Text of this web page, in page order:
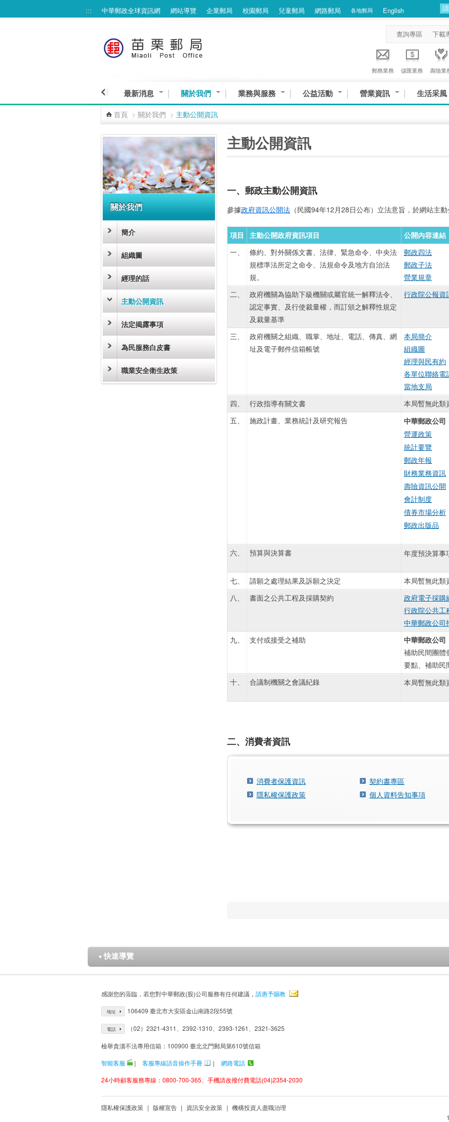
::: 中華郵政全球資訊網 網站導覽 企業郵局 校園郵局 兒童郵局 網路郵局 各地郵局 English
查詢專區 下載
郵務業務 儲匯業務 壽險業
最新消息 關於我們 業務與服務 公益活動 營業資訊 生活采風
首頁 > 關於我們 > 主動公開資訊
關於我們
簡介
組織圖
經理的話
主動公開資訊
法定揭露事項
為民服務白皮書
職業安全衛生政策
主動公開資訊
一、郵政主動公開資訊
參據政府資訊公開法 （民國94年12月28日公布）立法意旨，於網站主
項目 主動公開政府資訊項目
公開內容連結
一、
條約、對外關係文書、法律、緊急命令、中央法
規標準法所定之命令、法規命令及地方自治法
規。
郵政四法
郵政子法
營業規章
二、
政府機關為協助下級機關或屬官統一解釋法令、
認定事實、及行使裁量權，而訂頒之解釋性規定
及裁量基準
行政院公報資
三、
政府機關之組織、職掌、地址、電話、傳真、網
址及電子郵件信箱帳號
本局簡介
組織圖
經理與民有約
各單位聯絡電
當地支局
四、
行政指導有關文書
本局暫無此類
五、
施政計畫、業務統計及研究報告
中華郵政公司
營運政策
統計要覽
郵政年報
財務業務資訊
壽險資訊公開
會計制度
債券市場分析
郵政出版品
六、 預算與決算書 年度預決算事
七、 請願之處理結果及訴願之決定
本局暫無此類
八、
書面之公共工程及採購契約
政府電子採購
行政院公共工
中華郵政公司
九、
支付或接受之補助 中華郵政公司
補助民間團體
要點、補助民
十、
合議制機關之會議紀錄 本局暫無此類
二、消費者資訊
消費者保護資訊
隱私權保護政策
契約書專區
個人資料告知事項
▼ 快速導覽
感謝您的蒞臨，若您對中華郵政(股)公司服務有任何建議， 請惠予賜教
地址 106409 臺北市大安區金山南路2段55號
電話 （02）2321-4311、2392-1310、2393-1261、2321-3625
檢舉貪瀆不法專用信箱：100900 臺北北門郵局第610號信箱
智能客服
| 客服專線語音操作手冊 |
網路電話
24小時顧客服務專線：0800-700-365、手機請改撥付費電話(04)2354-2030
隱私權保護政策 | 版權宣告 | 資訊安全政策 | 機構投資人盡職治理